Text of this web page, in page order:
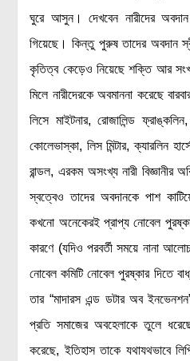
বিজ্ঞানীদের কথা
কার্ল সেগান
বিশেষ পাতা
টাইমলাইন
প্রশ্নমালা
লেখকদের আঙিনা
প্রবেশ
নিবন্ধন
আপনার প্রোফাইল
ঘুরে আসুন। দেখবেন নারীদের
গিয়েছে। কিন্তু পুরুষ তাদের অবদান
কৃতিত্ব কেড়েও নিয়েছে শক্তি আর
মিলে নারীদেরকে অবমাননা করেছে
লিসে মাইটনার, রোজালিন্ড
কোলেভাস্কা, লিস মিন্টার, ক্যারলিন
রান্ডল, এরকম অসংখ্য নারী বিজ্ঞানীর
স্বত্বেও তাদের অবদানকে পাশ
কখনো অনেকেরই প্রাপ্য নোবেল
কারণে (যদিও পরবর্তী সময়ে নানা
নোবেল কমিটি নোবেল পুরষ্কার দিতে
তার “মাদারস এন্ড ডটার অব
প্রতি সমাজের অবহেলাকে তুলে
করেছে, ইতিহাস তাকে যথাযথভাবে